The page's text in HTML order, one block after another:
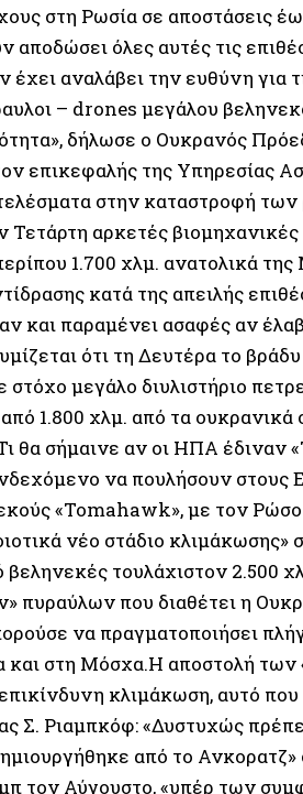
στη Ρωσία σε αποστάσεις
αποδώσει όλες αυτές τις
έχει αναλάβει την ευθύνη για
– drones μεγάλου
δήλωσε ο Ουκρανός
επικεφαλής της Υπηρεσίας
στην καταστροφή
Τετάρτη αρκετές βιομηχανικές
1.700 χλμ. ανατολικά
κατά της απειλής
και παραμένει ασαφές αν
ότι τη Δευτέρα το
μεγάλο διυλιστήριο
1.800 χλμ. από τα
θα σήμαινε αν οι ΗΠΑ
να πουλήσουν
«Tomahawk», με τον Ρώσο
νέο στάδιο
βεληνεκές τουλάχιστον 2.500
πυραύλων που διαθέτει η
να πραγματοποιήσει
και στη Μόσχα.Η αποστολή
κλιμάκωση, αυτό
Σ. Ριαμπκόφ: «Δυστυχώς
από το
τον Αύγουστο, «υπέρ των